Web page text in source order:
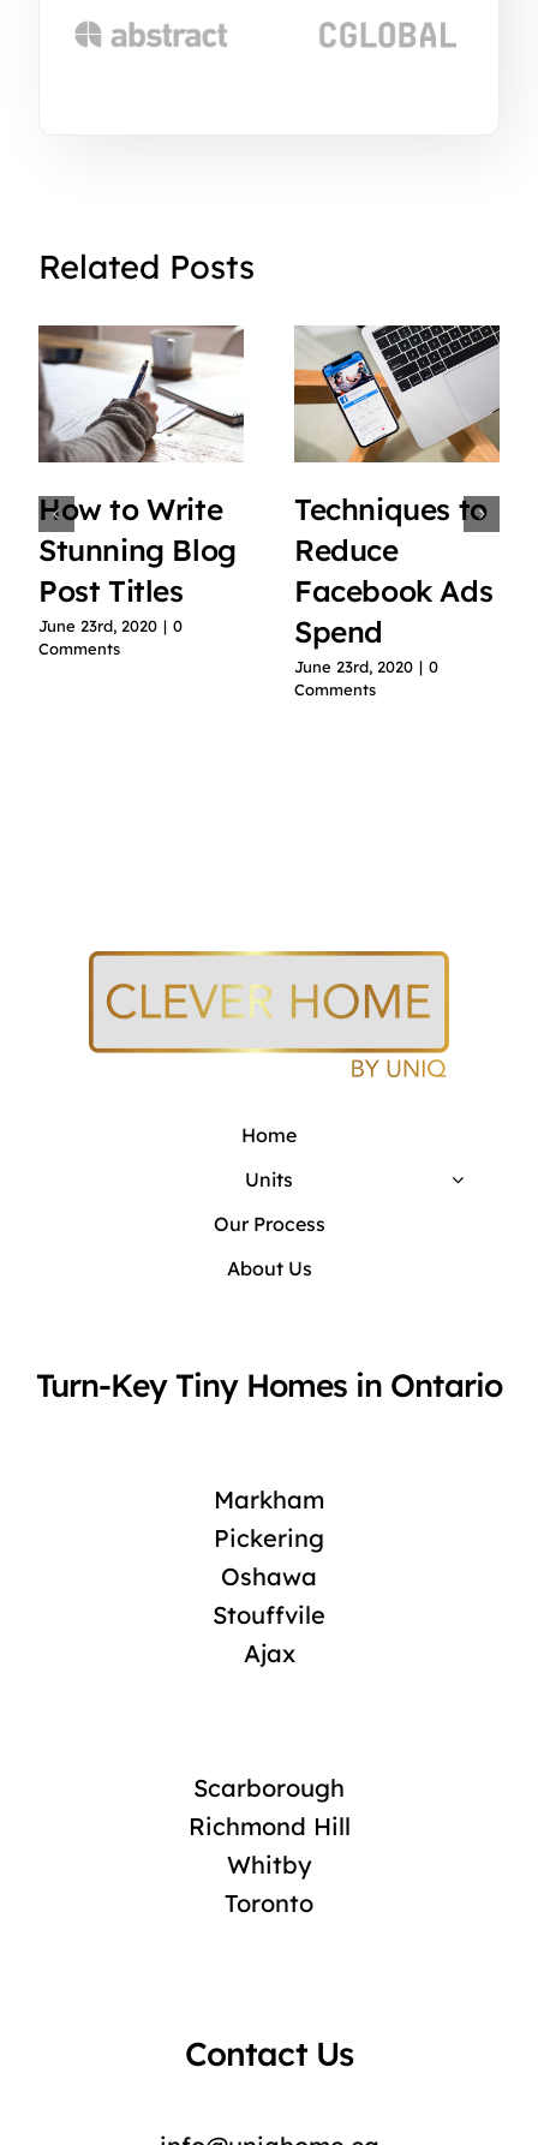
Related Posts
How to Write
Stunning Blog
Post Titles
June 23rd, 2020 | 0
Comments
Techniques to
Reduce
Facebook Ads
Spend
June 23rd, 2020 | 0
Comments
Home
Units
Our Process
About Us
Turn-Key Tiny Homes in Ontario
Markham
Pickering
Oshawa
Stouffvile
Ajax
Scarborough
Richmond Hill
Whitby
Toronto
Contact Us